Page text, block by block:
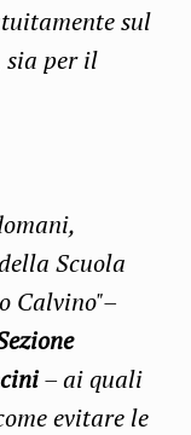
sul
sia per il
Scuola
Calvino"–
– ai quali
evitare le